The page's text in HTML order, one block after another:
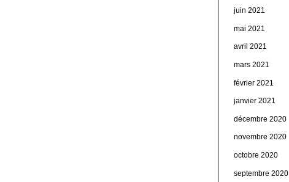
juin 2021
mai 2021
avril 2021
mars 2021
février 2021
janvier 2021
décembre 2020
novembre 2020
octobre 2020
septembre 2020